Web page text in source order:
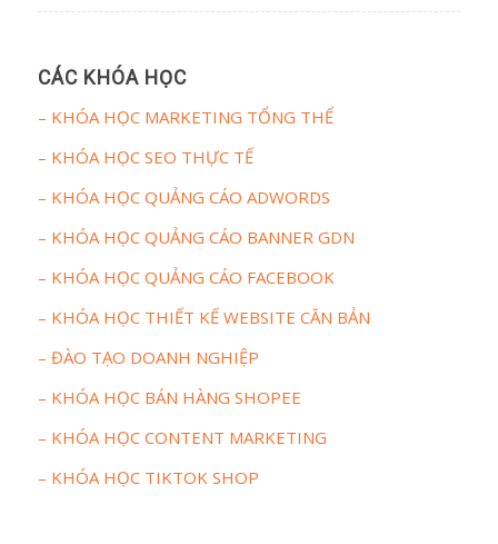
CÁC KHÓA HỌC
– KHÓA HỌC MARKETING TỔNG THỂ
– KHÓA HỌC SEO THỰC TẾ
– KHÓA HỌC QUẢNG CÁO ADWORDS
– KHÓA HỌC QUẢNG CÁO BANNER GDN
– KHÓA HỌC QUẢNG CÁO FACEBOOK
– KHÓA HỌC THIẾT KẾ WEBSITE CĂN BẢN
– ĐÀO TẠO DOANH NGHIỆP
– KHÓA HỌC BÁN HÀNG SHOPEE
– KHÓA HỌC CONTENT MARKETING
– KHÓA HỌC TIKTOK SHOP